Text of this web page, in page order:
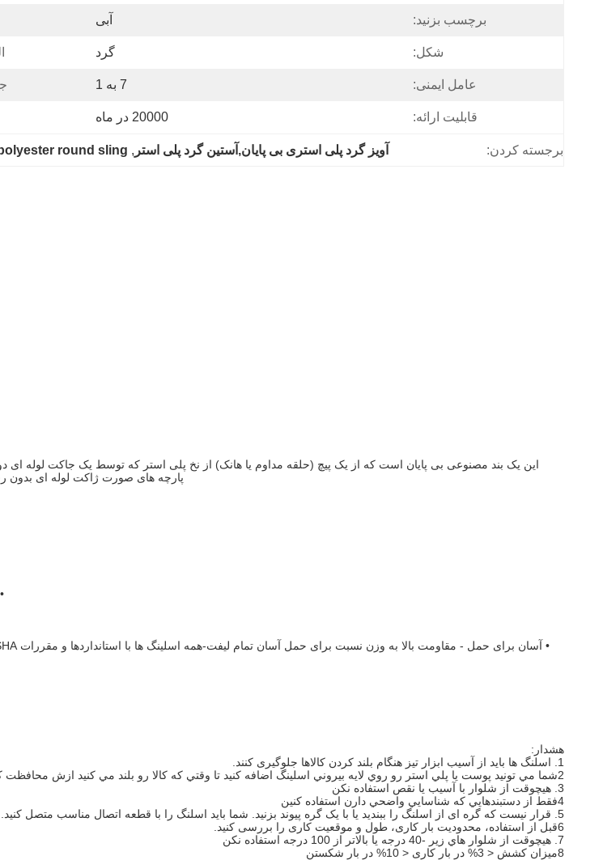
برچسب بزنید: آبی
شکل: گرد
عامل ایمنی: 7 به 1
قابلیت ارائه: 20000 در ماه
برجسته کردن: آویز گرد پلی استری بی پایان,آستین گرد پلی استر ,
round sling
این یک بند مصنوعی بی پایان است که از یک پیچ (حلقه مداوم یا هانک) از نخ پلی استر که توسط یک جاکت لوله
پارچه های صورت ژاکت لوله ای بدون
هشدار:
1. اسلنگ ها باید از آسیب ابزار تیز هنگام بلند کردن کالاها جلوگیری کنند.
2شما مي تونيد پوست يا پلي استر رو روي لايه بيروني اسلينگ اضافه کنيد تا وقتي که کالا رو بلند مي کنيد ازش محافظت کنيد
3. هيچوقت از شلوار با آسيب يا نقص استفاده نکن
4فقط از دستبندهايي که شناسايي واضحي دارن استفاده کنين
5. قرار نیست که گره ای از اسلنگ را ببندید یا با یک گره پیوند بزنید. شما باید اسلنگ را با قطعه اتصال مناسب متصل کنید.
6قبل از استفاده، محدودیت بار کاری، طول و موقعیت کاری را بررسی کنید.
7. هيچوقت از شلوار هاي زير -40 درجه يا بالاتر از 100 درجه استفاده نکن
8میزان کشش < 3% در بار کاری < 10% در بار شکستن